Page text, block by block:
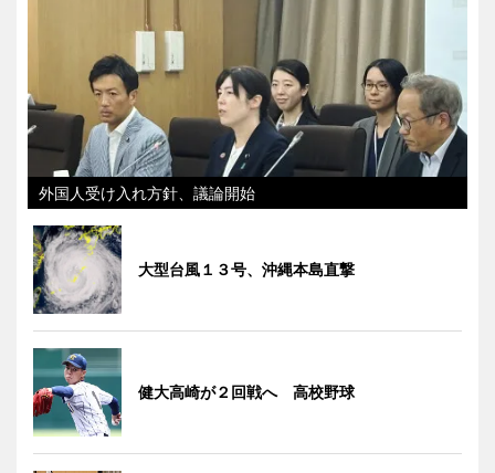
外国人受け入れ方針、議論開始
大型台風１３号、沖縄本島直撃
健大高崎が２回戦へ 高校野球